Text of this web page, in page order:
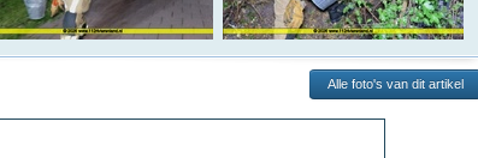
Alle foto's van dit artikel